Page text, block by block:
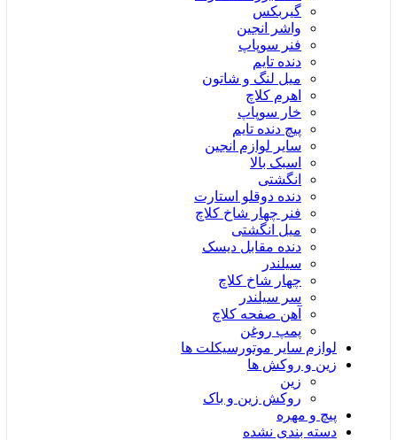
گیربکس
واشر انجین
فنر سوپاپ
دنده تایم
میل لنگ و شاتون
اهرم کلاچ
خار سوپاپ
پیچ دنده تایم
سایر لوازم انجین
اسبک بالا
انگشتی
دنده دوقلو استارت
فنر چهار شاخ کلاچ
میل انگشتی
دنده مقابل دیسک
سیلندر
چهار شاخ کلاچ
سر سیلندر
آهن صفحه کلاچ
پمپ روغن
لوازم سایر موتورسیکلت ها
زین و روکش ها
زین
روکش زین و باک
پیچ و مهره
دسته بندی نشده